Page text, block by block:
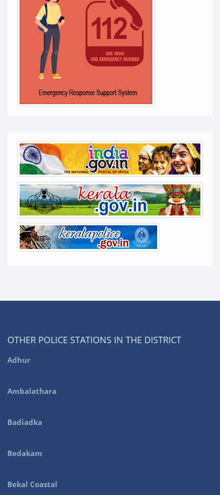
OTHER POLICE STATIONS IN THE DISTRICT
Adhur
Ambalathara
Badiadka
Bedakam
Bekal Coastal